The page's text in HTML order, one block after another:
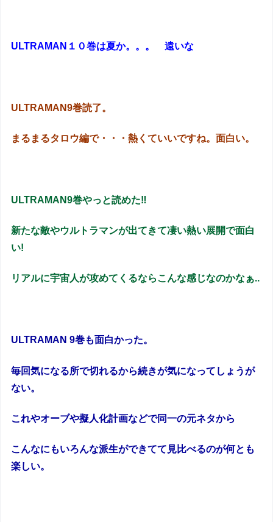
ULTRAMAN１０巻は夏か。。。 遠いな
ULTRAMAN9巻読了。
まるまるタロウ編で・・・熱くていいですね。面白い。
ULTRAMAN9巻やっと読めた‼
新たな敵やウルトラマンが出てきて凄い熱い展開で面白
い!
リアルに宇宙人が攻めてくるならこんな感じなのかなぁ..
ULTRAMAN 9巻も面白かった。
毎回気になる所で切れるから続きが気になってしょうが
ない。
これやオーブや擬人化計画などで同一の元ネタから
こんなにもいろんな派生ができてて見比べるのが何とも
楽しい。